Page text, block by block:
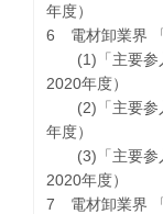
年度）
6 電材卸業界
(1)「主要参入
2020年度）
(2)「主要参入
年度）
(3)「主要参入
2020年度）
7 電材卸業界